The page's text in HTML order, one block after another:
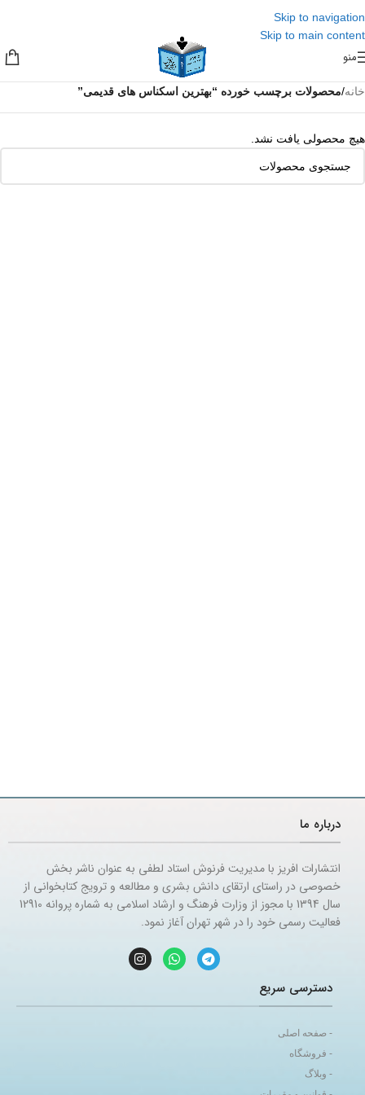
Skip to navigation
Skip to main content
منو
خانه/محصولات برچسب خورده “بهترین اسکناس های قدیمی”
هیچ محصولی یافت نشد.
درباره ما
انتشارات افریز با مدیریت فرنوش استاد لطفی به عنوان ناشر بخش
خصوصی در راستای ارتقای دانش بشری و مطالعه و ترویج کتابخوانی از
سال 1394 با مجوز از وزارت فرهنگ و ارشاد اسلامی به شماره پروانه 12910
فعالیت رسمی خود را در شهر تهران آغاز نمود.
دسترسی سریع
- صفحه اصلی
- فروشگاه
- وبلاگ